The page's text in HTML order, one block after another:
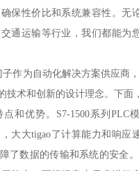
保性价比和系统兼容性。无
通运输等行业，我们都能为
为自动化解决方案供应商，
技术和创新的设计理念。下面
和优势。S7-1500系列PLC
大大tigao了计算能力和响应
了数据的传输和系统的安全。